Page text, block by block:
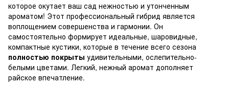
которое окутает ваш сад нежностью и утонченным
ароматом! Этот профессиональный гибрид является
воплощением совершенства и гармонии. Он
самостоятельно формирует идеальные, шаровидные,
компактные кустики, которые в течение всего сезона
полностью покрыты удивительными, ослепительно-
белыми цветами. Легкий, нежный аромат дополняет
райское впечатление.